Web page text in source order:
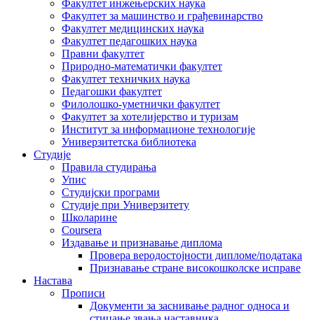
Факултет инжењерских наука
Факултет за машинство и грађевинарство
Факултет медицинских наука
Факултет педагошких наука
Правни факултет
Природно-математички факултет
Факултет техничких наука
Педагошки факултет
Филолошко-уметнички факултет
Факултет за хотелијерство и туризам
Институт за информационе технологије
Универзитетска библиотека
Студије
Правила студирања
Упис
Студијски програми
Студије при Универзитету
Школарине
Coursera
Издавање и признавање диплома
Провера веродостојности дипломе/података
Признавање стране високошколске исправе
Настава
Прописи
Документи за заснивање радног односа и